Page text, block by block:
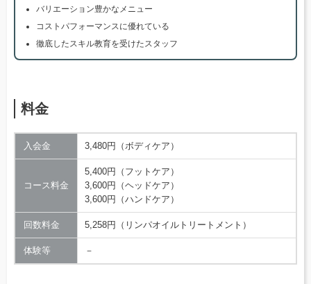
バリエーション豊かなメニュー
コストパフォーマンスに優れている
徹底したスキル教育を受けたスタッフ
料金
入会金 3,480円（ボディケア）
コース料金
5,400円（フットケア）
3,600円（ヘッドケア）
3,600円（ハンドケア）
回数料金 5,258円（リンパオイルトリートメント）
体験等 －